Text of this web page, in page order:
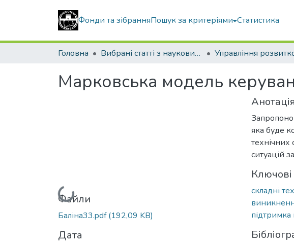
Фонди та зібранняПошук за критеріями Статистика
Головна Вибрані статті з наукових збірників КНУБА
Марковська модель
Вантажиться...
Файли
Баліна33.pdf(192,09 KB)
Дата
Анотація
яка буде
ситуацій
складні